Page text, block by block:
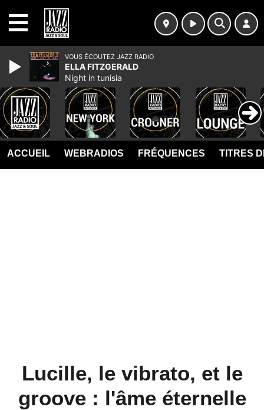
ACCUEIL WEBRADIOS FRÉQUENCES TITRES
Lucille, le vibrato, et le
groove : l'âme éternelle
VOUS ÉCOUTEZ JAZZ RADIO
ELLA FITZGERALD
Night in tunisia